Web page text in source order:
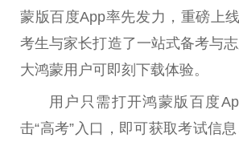
蒙版百度App率先发力，重磅上
考生与家长打造了一站式备考与
大鸿蒙用户可即刻下载体验。
用户只需打开鸿蒙版百度
击“高考”入口，即可获取考试信